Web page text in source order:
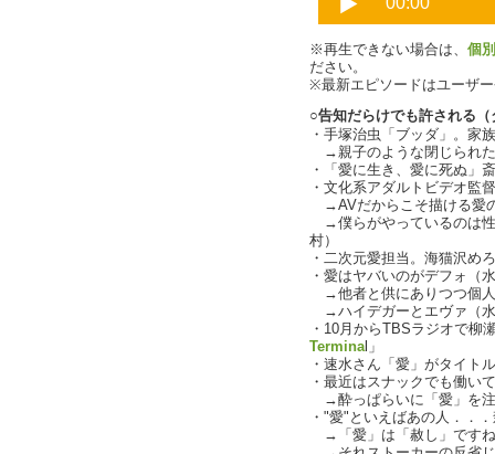
※再生できない場合は、 個
ださい。
※最新エピソードはユーザ
○告知だらけでも許される（
・手塚治虫「ブッダ」。家
→親子のような閉じられ
・「愛に生き、愛に死ぬ」
・文化系アダルトビデオ監
→AVだからこそ描ける愛
→僕らがやっているのは性
村）
・二次元愛担当。海猫沢め
・愛はヤバいのがデフォ（
→他者と供にありつつ個
→ハイデガーとエヴァ（
・10月からTBSラジオで柳
Terminal」
・速水さん「愛」がタイト
・最近はスナックでも働い
→酔っぱらいに「愛」を
・"愛"といえばあの人．．
→「愛」は「赦し」です